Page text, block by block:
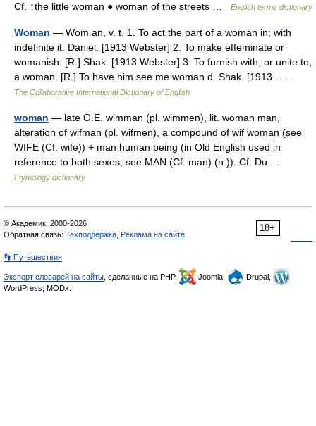
Cf. ↑the little woman ● woman of the streets …
English terms dictionary
Woman — Wom an, v. t. 1. To act the part of a woman in; with
indefinite it. Daniel. [1913 Webster] 2. To make effeminate or
womanish. [R.] Shak. [1913 Webster] 3. To furnish with, or unite to,
a woman. [R.] To have him see me woman d. Shak. [1913… …
The Collaborative International Dictionary of English
woman — late O.E. wimman (pl. wimmen), lit. woman man,
alteration of wifman (pl. wifmen), a compound of wif woman (see
WIFE (Cf. wife)) + man human being (in Old English used in
reference to both sexes; see MAN (Cf. man) (n.)). Cf. Du …
Etymology dictionary
18+
© Академик, 2000-2026
Обратная связь: Техподдержка Реклама на сайте
👣 Путешествия
Экспорт словарей на сайты , сделанные на PHP, Joomla,
Drupal,
WordPress, MODx.